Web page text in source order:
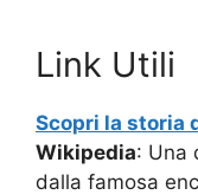
Link Utili
Scopri la storia
Wikipedia: Una
dalla famosa